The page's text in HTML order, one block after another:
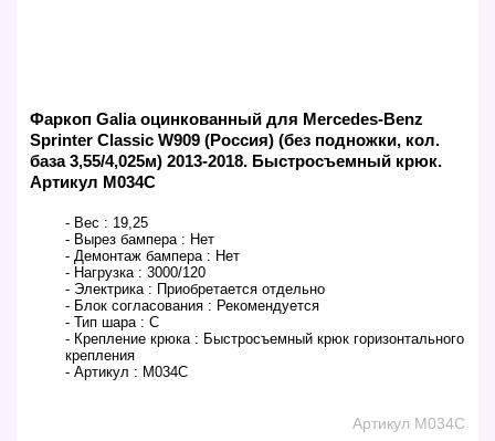
Фаркоп Galia оцинкованный для Mercedes-Benz
Sprinter Classic W909 (Россия) (без подножки, кол.
база 3,55/4,025м) 2013-2018. Быстросъемный крюк.
Артикул M034C
- Вес : 19,25
- Вырез бампера : Нет
- Демонтаж бампера : Нет
- Нагрузка : 3000/120
- Электрика : Приобретается отдельно
- Блок согласования : Рекомендуется
- Тип шара : C
- Крепление крюка : Быстросъемный крюк горизонтального
крепления
- Артикул : M034C
Артикул M034C